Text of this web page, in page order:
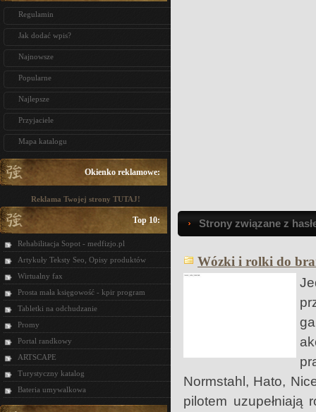
Regulamin
Jak dodać wpis?
Najnowsze
Popularne
Najlepsze
Przyjaciele
Mapa katalogu
Okienko reklamowe:
Reklama Twojej strony TUTAJ!
Top 10:
Rehabilitacja Sopot - medfizjo.pl
Artykuły Teksty Seo, Opisy produktów
Wirtualny fax
Prosta mała księgowość - kpir program
Tabletki na odchudzanie
Promy
Portal randkowy
ARTSCAPE
Turystyczny katalog
Bateria umywalkowa
Strony związane z
Wózki i rolki do
Normstahl, Hato,
pilotem uzupełniają